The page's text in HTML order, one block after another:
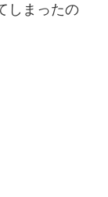
しまったの